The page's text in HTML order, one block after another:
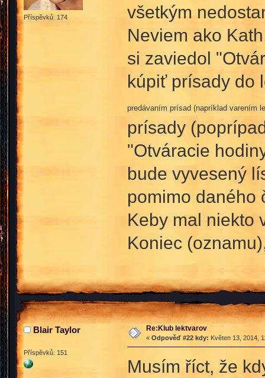
Příspěvků: 174
všetkým
Neviem ako
si zaviedol
kúpiť prísady do
predávaním prísad (napríklad varením
prísady
"Otváracie
bude vyvesený
pomimo daného
Keby mal niekto
Koniec
Blair Taylor
Příspěvků: 151
Re:Klub lektvarov
« Odpověď #22 kdy: Květen 13, 2014,
Musím říct, že